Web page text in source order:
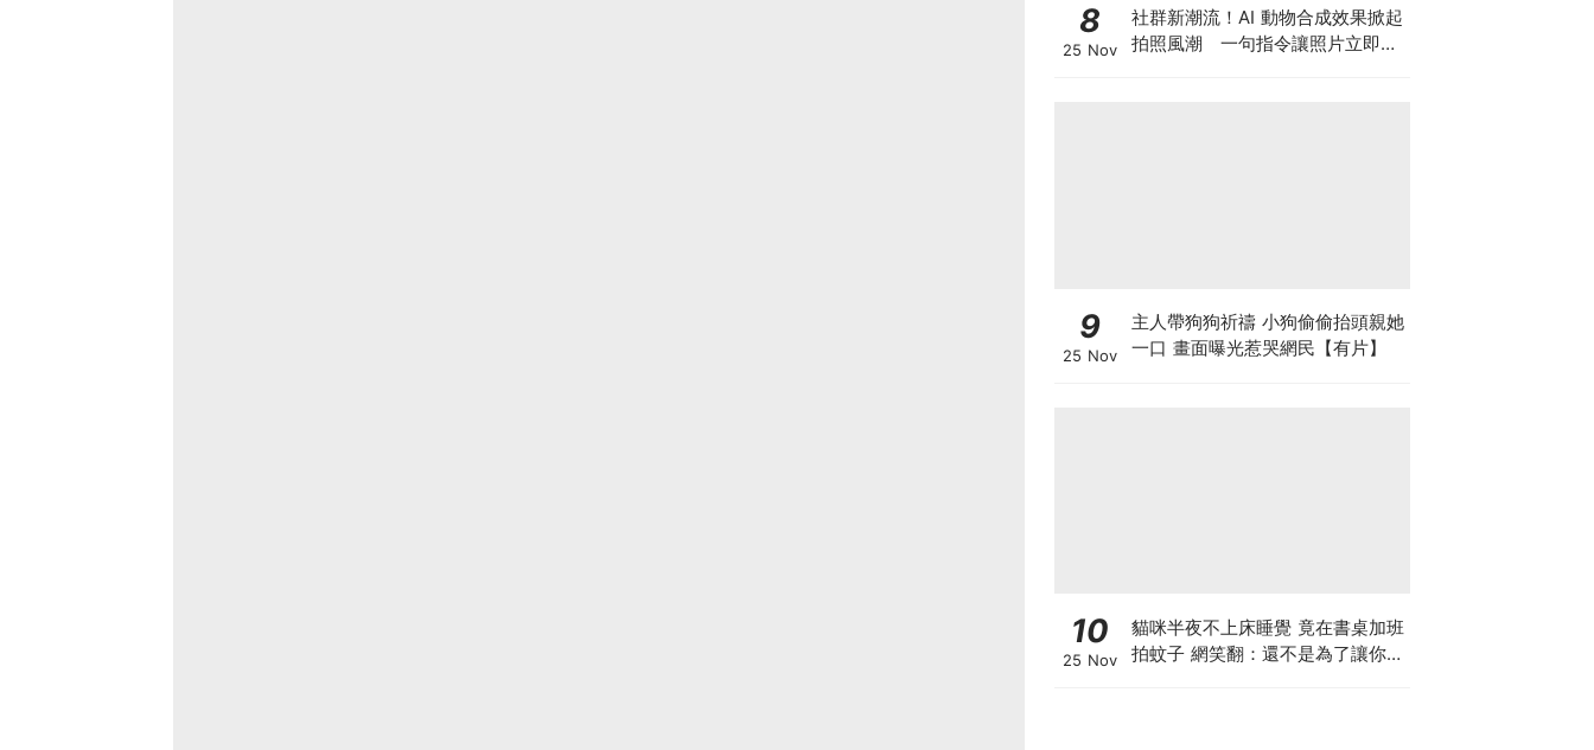
8
25 Nov
社群新潮流！AI 動物合成效果掀起
拍照風潮 一句指令讓照片立即升
9
25 Nov
主人帶狗狗祈禱 小狗偷偷抬頭親她
一口 畫面曝光惹哭網民【有片】
10
25 Nov
貓咪半夜不上床睡覺 竟在書桌加班
拍蚊子 網笑翻：還不是為了讓你睡